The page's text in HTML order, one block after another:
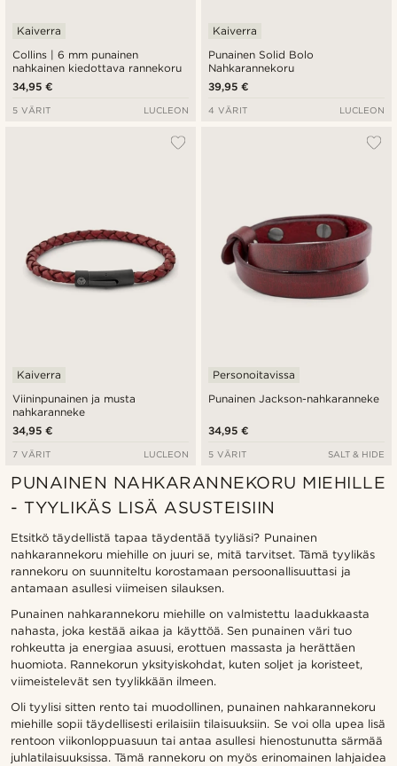
Collins | 6 mm punainen
nahkainen kiedottava rannekoru
Kaiverra
34,95 €
5 VÄRIT LUCLEON
Punainen Solid Bolo
Nahkarannekoru
Kaiverra
39,95 €
4 VÄRIT LUCLEON
Viininpunainen ja musta
nahkaranneke
Kaiverra
34,95 €
7 VÄRIT LUCLEON
Punainen Jackson-nahkaranneke
Personoitavissa
34,95 €
5 VÄRIT SALT & HIDE
PUNAINEN NAHKARANNEKORU MIEHILLE
- TYYLIKÄS LISÄ ASUSTEISIIN
Etsitkö täydellistä tapaa täydentää tyyliäsi? Punainen
nahkarannekoru miehille on juuri se, mitä tarvitset. Tämä tyylikäs
rannekoru on suunniteltu korostamaan persoonallisuuttasi ja
antamaan asullesi viimeisen silauksen.
Punainen nahkarannekoru miehille on valmistettu laadukkaasta
nahasta, joka kestää aikaa ja käyttöä. Sen punainen väri tuo
rohkeutta ja energiaa asuusi, erottuen massasta ja herättäen
huomiota. Rannekorun yksityiskohdat, kuten soljet ja koristeet,
viimeistelevät sen tyylikkään ilmeen.
Oli tyylisi sitten rento tai muodollinen, punainen nahkarannekoru
miehille sopii täydellisesti erilaisiin tilaisuuksiin. Se voi olla upea lisä
rentoon viikonloppuasuun tai antaa asullesi hienostunutta särmää
juhlatilaisuuksissa. Tämä rannekoru on myös erinomainen lahjaidea